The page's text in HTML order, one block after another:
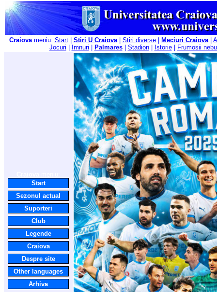
Craiovameniu: Start| Stiri U Craiova| Stiri diverse| Meciuri Craiova|
Jocuri
Imnuri Palmares| Stadion| Istorie| Frumosii
Start
Sezonul actual
Suporteri
Club
Legende
Craiova
Despre site
Other languages
Arhiva